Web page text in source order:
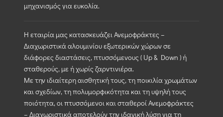
μηχανισμός για ευκολία.
Η εταιρία μας κατασκευάζει Ανεμοφράκτες –
Διαχωριστικά αλουμινίου εξωτερικών χώρων σε
διάφορες διαστάσεις, πτυσσόμενους ( Up & Down ) ή
σταθερούς, με ή χωρίς ζαρντινιέρα.
Με την ιδιαίτερη αισθητική τους, τη ποικιλία χρωμάτων
και σχεδίων, τη πολυμορφικότητα και τη υψηλή τους
ποιότητα, οι πτυσσόμενοι και σταθεροί Ανεμοφράκτες
– Διαχωριστικά αποτελούν την ιδανική λύση για τη